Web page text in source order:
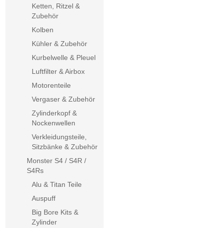
Ketten, Ritzel &
Zubehör
Kolben
Kühler & Zubehör
Kurbelwelle & Pleuel
Luftfilter & Airbox
Motorenteile
Vergaser & Zubehör
Zylinderkopf &
Nockenwellen
Verkleidungsteile,
Sitzbänke & Zubehör
Monster S4 / S4R /
S4Rs
Alu & Titan Teile
Auspuff
Big Bore Kits &
Zylinder